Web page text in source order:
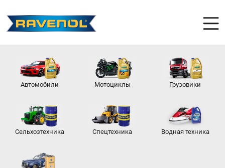
Автомобили Мотоциклы Грузовики
Сельхозтехника Спецтехника Водная техника